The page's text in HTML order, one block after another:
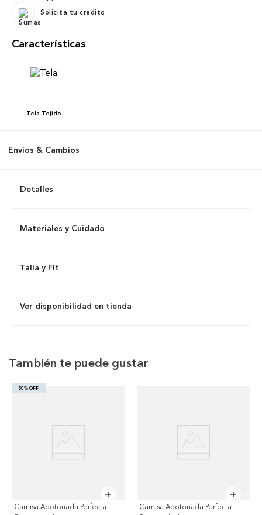
Solicita tu credito
Características
Tela Tejido
Envíos & Cambios
Detalles
Materiales y Cuidado
Talla y Fit
Ver disponibilidad en tienda
También te puede gustar
50% OFF
Camisa Abotonada Perfecta
Camisa Abotonada Perfecta